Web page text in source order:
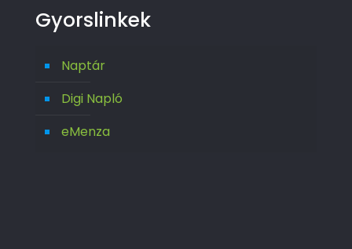
Gyorslinkek
Naptár
Digi Napló
eMenza